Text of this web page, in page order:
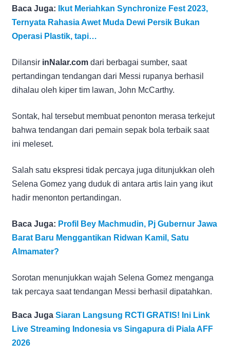
Baca Juga:
Ikut Meriahkan Synchronize Fest 2023,
Ternyata Rahasia Awet Muda Dewi Persik Bukan
Operasi Plastik, tapi…
Dilansir inNalar.com dari berbagai sumber, saat
pertandingan tendangan dari Messi rupanya berhasil
dihalau oleh kiper tim lawan, John McCarthy.
Sontak, hal tersebut membuat penonton merasa terkejut
bahwa tendangan dari pemain sepak bola terbaik saat
ini meleset.
Salah satu ekspresi tidak percaya juga ditunjukkan oleh
Selena Gomez yang duduk di antara artis lain yang ikut
hadir menonton pertandingan.
Baca Juga: Profil Bey Machmudin, Pj Gubernur Jawa
Barat Baru Menggantikan Ridwan Kamil, Satu
Almamater?
Sorotan menunjukkan wajah Selena Gomez menganga
tak percaya saat tendangan Messi berhasil dipatahkan.
Baca Juga Siaran Langsung RCTI GRATIS! Ini Link
Live Streaming Indonesia vs Singapura di Piala AFF
2026